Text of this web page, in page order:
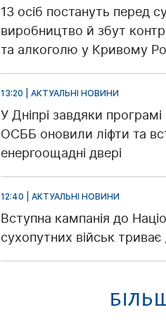
13 осіб постануть перед
виробництво й збут
та алкоголю у Кривому
13:20 | АКТУАЛЬНІ НОВИНИ
У Дніпрі завдяки програмі
ОСББ оновили ліфти та
енергоощадні двері
12:40 | АКТУАЛЬНІ НОВИНИ
Вступна кампанія до
сухопутних військ